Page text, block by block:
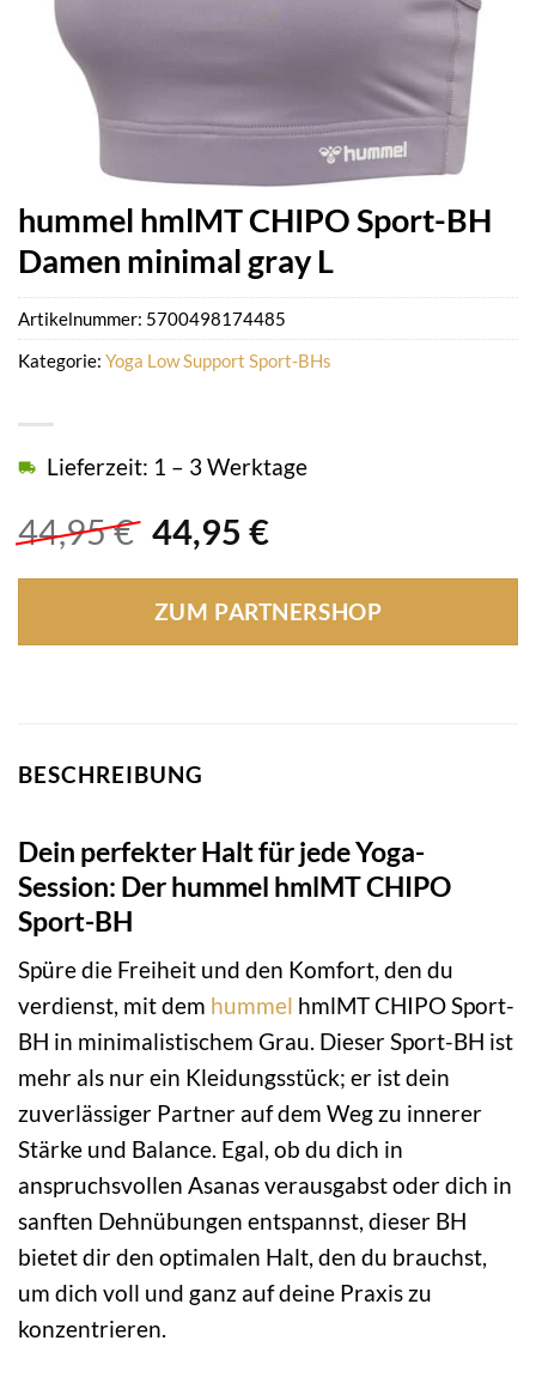
hummel hmlMT CHIPO Sport-BH
Damen minimal gray L
44,95€ Ursprünglicher
war:
44,95 €
44,95 €Aktueller
ist:
44,95 €.
Lieferzeit: 1 – 3 Werktage
ZUM PARTNERSHOP
Artikelnummer: 5700498174485
Kategorie: Yoga Low Support Sport-BHs
BESCHREIBUNG
Dein perfekter Halt für jede Yoga-
Session: Der hummel hmlMT CHIPO
Sport-BH
Spüre die Freiheit und den Komfort, den du
verdienst, mit dem hummel hmlMT CHIPO Sport-
BH in minimalistischem Grau. Dieser Sport-BH ist
mehr als nur ein Kleidungsstück; er ist dein
zuverlässiger Partner auf dem Weg zu innerer
Stärke und Balance. Egal, ob du dich in
anspruchsvollen Asanas verausgabst oder dich in
sanften Dehnübungen entspannst, dieser BH
bietet dir den optimalen Halt, den du brauchst,
um dich voll und ganz auf deine Praxis zu
konzentrieren.